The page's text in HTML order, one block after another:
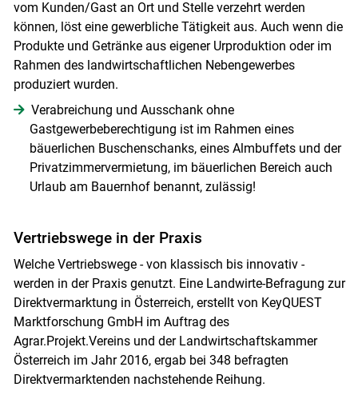
vom Kunden/Gast an Ort und Stelle verzehrt werden
können, löst eine gewerbliche Tätigkeit aus. Auch wenn die
Produkte und Getränke aus eigener Urproduktion oder im
Rahmen des landwirtschaftlichen Nebengewerbes
produziert wurden.
Verabreichung und Ausschank ohne
Gastgewerbeberechtigung ist im Rahmen eines
bäuerlichen Buschenschanks, eines Almbuffets und der
Privatzimmervermietung, im bäuerlichen Bereich auch
Urlaub am Bauernhof benannt, zulässig!
Vertriebswege in der Praxis
Welche Vertriebswege - von klassisch bis innovativ -
werden in der Praxis genutzt. Eine Landwirte-Befragung zur
Direktvermarktung in Österreich, erstellt von KeyQUEST
Marktforschung GmbH im Auftrag des
Agrar.Projekt.Vereins und der Landwirtschaftskammer
Österreich im Jahr 2016, ergab bei 348 befragten
Direktvermarktenden nachstehende Reihung.